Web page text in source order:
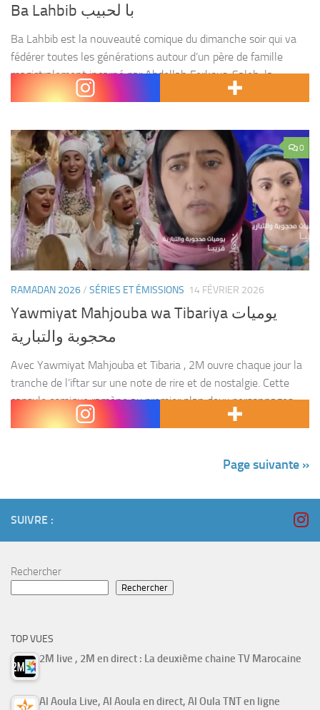
Ba Lahbib با لحبيب
Ba Lahbib est la nouveauté comique du dimanche soir qui va
fédérer toutes les générations autour d’un père de famille
magistralement incarné par Abdellah Ferkous. Saleh, la
soixantaine vaillante, se retrouve veuf et livré...
0
RAMADAN 2026/ SÉRIES ET ÉMISSIONS 14 FÉVRIER 2026
Yawmiyat Mahjouba wa Tibariya يوميات
محجوبة والتبارية
Avec Yawmiyat Mahjouba et Tibaria , 2M ouvre chaque jour la
tranche de l’iftar sur une note de rire et de nostalgie. Cette
capsule comique ramène au premier plan deux personnages
déjà cultes pour...
Page suivante »
SUIVRE :
Rechercher
Rechercher
TOP VUES
2M live , 2M en direct : La deuxième chaine TV Marocaine
Al Aoula Live, Al Aoula en direct, Al Oula TNT en ligne